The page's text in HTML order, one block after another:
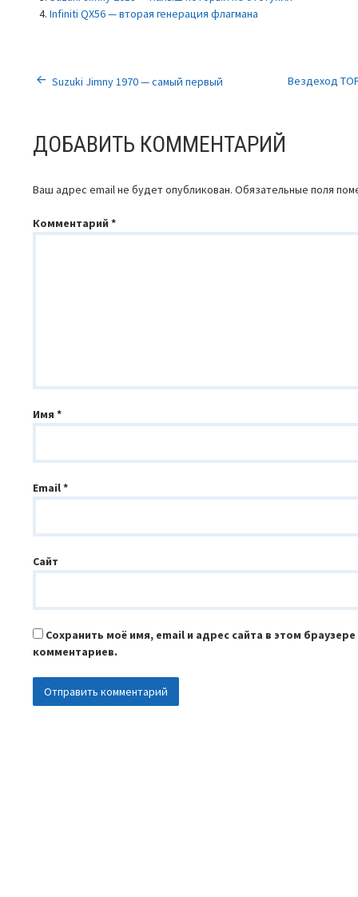
Infiniti QX56 — вторая генерация флагмана
НАВИГАЦИЯ
ЗАПИСЯМ
Suzuki Jimny 1970 — самый первый Вездеход
ДОБАВИТЬ КОММЕНТАРИЙ
Ваш адрес email не будет опубликован.Обязательные поля
Комментарий*
Имя*
Email*
Сайт
Сохранить моё имя, email и адрес сайта в этом
комментариев.